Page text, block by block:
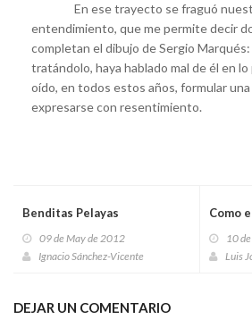
En ese trayecto se fraguó
entendimiento, que me permite decir
completan el dibujo de Sergio
tratándolo, haya hablado mal de él en
oído, en todos estos años, formular
expresarse con resentimiento.
Benditas Pelayas
09 de May de 2012
Ignacio Sánchez-Vicente
Como
10
Luis
DEJAR UN COMENTARIO